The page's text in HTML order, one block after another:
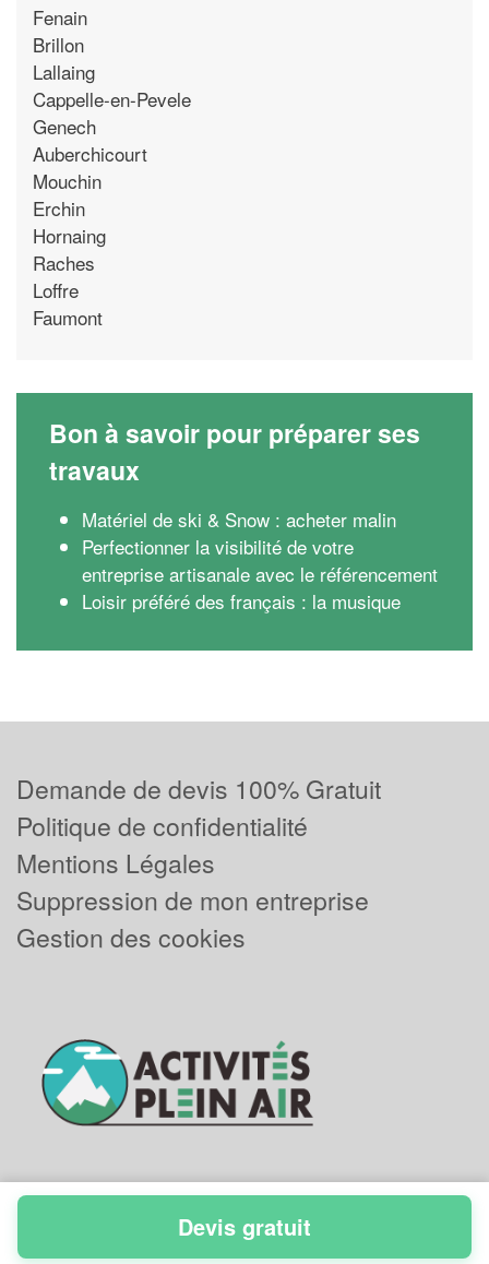
Fenain
Brillon
Lallaing
Cappelle-en-Pevele
Genech
Auberchicourt
Mouchin
Erchin
Hornaing
Raches
Loffre
Faumont
Bon à savoir pour préparer ses
travaux
Matériel de ski & Snow : acheter malin
Perfectionner la visibilité de votre
entreprise artisanale avec le référencement
Loisir préféré des français : la musique
Demande de devis 100% Gratuit
Politique de confidentialité
Mentions Légales
Suppression de mon entreprise
Gestion des cookies
Powered byPlus que pro
Devis gratuit